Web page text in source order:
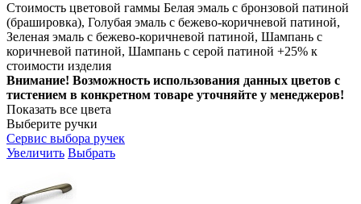
Стоимость цветовой гаммы Белая эмаль с бронзовой патиной
(брашировка), Голубая эмаль с бежево-коричневой патиной,
Зеленая эмаль с бежево-коричневой патиной, Шампань с
коричневой патиной, Шампань с серой патиной +25% к
стоимости изделия
Внимание! Возможность использования данных цветов с
тистением в конкретном товаре уточняйте у менеджеров!
Показать все цвета
Выберите ручки
Сервис выбора ручек
Увеличить Выбрать